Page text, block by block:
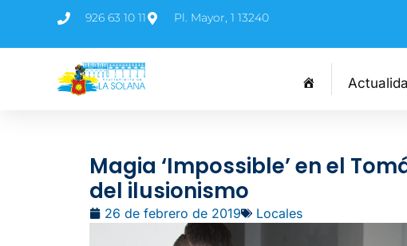
926 63 10 11 Pl. Mayor, 1 13240
Magia ‘Impossible’ en el
del ilusionismo
26 de febrero de 2019 Locales